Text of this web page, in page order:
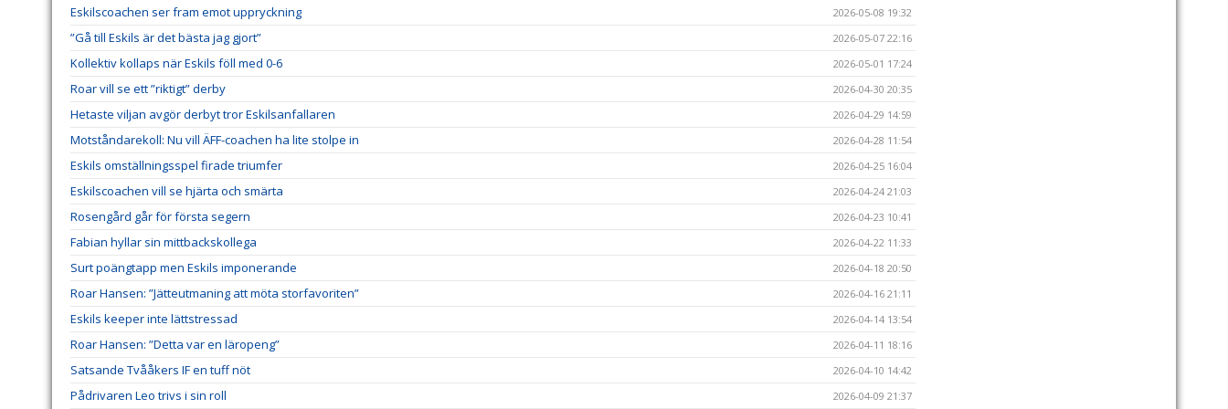
Eskilscoachen ser fram emot uppryckning 2026-05-08 19:32
”Gå till Eskils är det bästa jag gjort” 2026-05-07 22:16
Kollektiv kollaps när Eskils föll med 0-6 2026-05-01 17:24
Roar vill se ett ”riktigt” derby 2026-04-30 20:35
Hetaste viljan avgör derbyt tror Eskilsanfallaren 2026-04-29 14:59
Motståndarekoll: Nu vill ÄFF-coachen ha lite stolpe in 2026-04-28 11:54
Eskils omställningsspel firade triumfer 2026-04-25 16:04
Eskilscoachen vill se hjärta och smärta 2026-04-24 21:03
Rosengård går för första segern 2026-04-23 10:41
Fabian hyllar sin mittbackskollega 2026-04-22 11:33
Surt poängtapp men Eskils imponerande 2026-04-18 20:50
Roar Hansen: ”Jätteutmaning att möta storfavoriten” 2026-04-16 21:11
Eskils keeper inte lättstressad 2026-04-14 13:54
Roar Hansen: ”Detta var en läropeng” 2026-04-11 18:16
Satsande Tvååkers IF en tuff nöt 2026-04-10 14:42
Pådrivaren Leo trivs i sin roll 2026-04-09 21:37